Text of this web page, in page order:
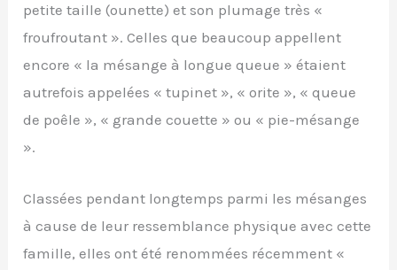
petite taille (ounette) et son plumage très «
froufroutant ». Celles que beaucoup appellent
encore « la mésange à longue queue » étaient
autrefois appelées « tupinet », « orite », « queue
de poêle », « grande couette » ou « pie-mésange
».
Classées pendant longtemps parmi les mésanges
à cause de leur ressemblance physique avec cette
famille, elles ont été renommées récemment «